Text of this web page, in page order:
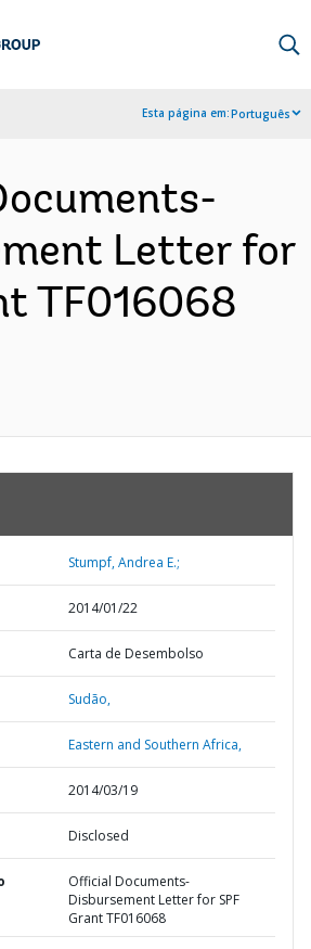
Esta página em:Português
Letter for
TF016068
Stumpf, Andrea E.;
2014/01/22
Carta de Desembolso
Sudão,
Eastern and Southern Africa,
2014/03/19
Disclosed
Official Documents-
Disbursement Letter for SPF
Grant TF016068